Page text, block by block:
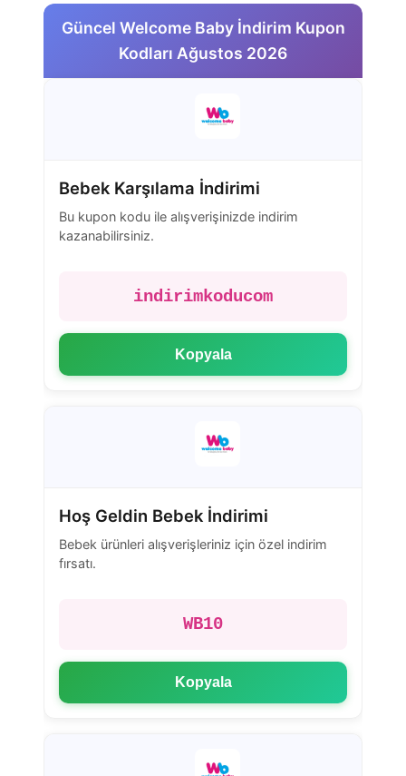
Güncel Welcome Baby İndirim Kupon
Kodları Ağustos 2026
Bebek Karşılama İndirimi
Bu kupon kodu ile alışverişinizde indirim
kazanabilirsiniz.
indirimkoducom
Kopyala
Hoş Geldin Bebek İndirimi
Bebek ürünleri alışverişleriniz için özel indirim
fırsatı.
WB10
Kopyala